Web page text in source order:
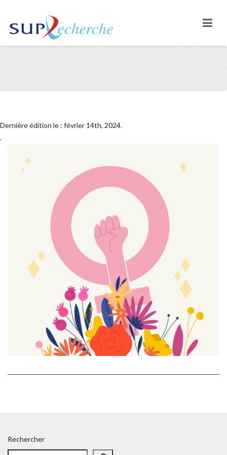
Dernière édition le : février 14th, 2024.
.
Rechercher